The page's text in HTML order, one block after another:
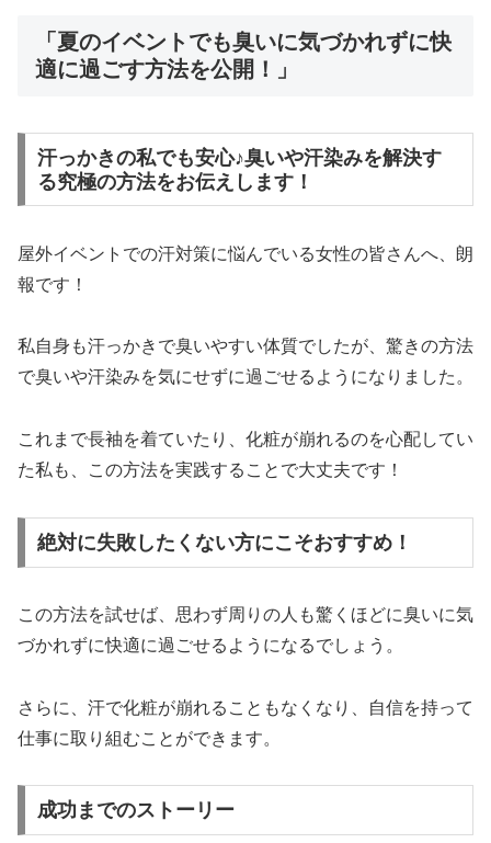
「夏のイベントでも臭いに気づかれずに快
適に過ごす方法を公開！」
汗っかきの私でも安心♪臭いや汗染みを解決す
る究極の方法をお伝えします！
屋外イベントでの汗対策に悩んでいる女性の皆さんへ、朗
報です！
私自身も汗っかきで臭いやすい体質でしたが、驚きの方法
で臭いや汗染みを気にせずに過ごせるようになりました。
これまで長袖を着ていたり、化粧が崩れるのを心配してい
た私も、この方法を実践することで大丈夫です！
絶対に失敗したくない方にこそおすすめ！
この方法を試せば、思わず周りの人も驚くほどに臭いに気
づかれずに快適に過ごせるようになるでしょう。
さらに、汗で化粧が崩れることもなくなり、自信を持って
仕事に取り組むことができます。
成功までのストーリー